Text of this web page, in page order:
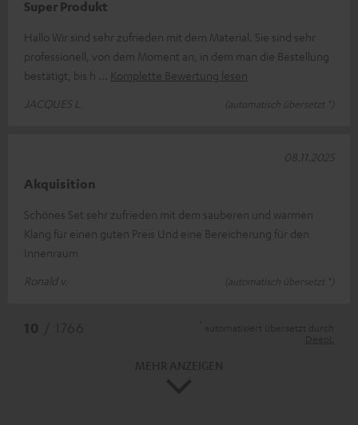
Super Produkt
Hallo Wir sind sehr zufrieden mit dem Material. Sie sind sehr
professionell, von dem Moment an, in dem man die Bestellung
bestätigt, bis h
Komplette Bewertung lesen
JACQUES L.
(automatisch übersetzt *)
Akquisition
Schönes Set sehr zufrieden mit dem sauberen und warmen
Klang für einen guten Preis Und eine Bereicherung für den
Innenraum
Ronald v.
(automatisch übersetzt *)
08.11.2025